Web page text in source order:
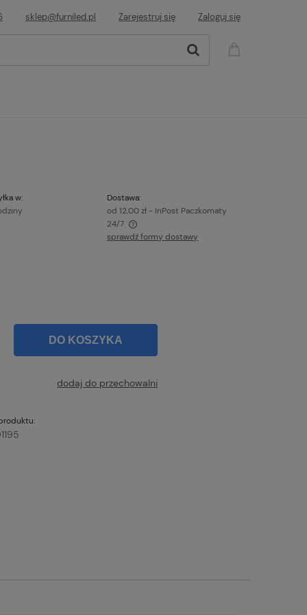
sklep@furniled.pl Zarejestruj się Zaloguj się
w:
Dostawa:
od 12,00 zł - InPost Paczkomaty
24/7
sprawdź formy dostawy
DO KOSZYKA
dodaj do przechowalni